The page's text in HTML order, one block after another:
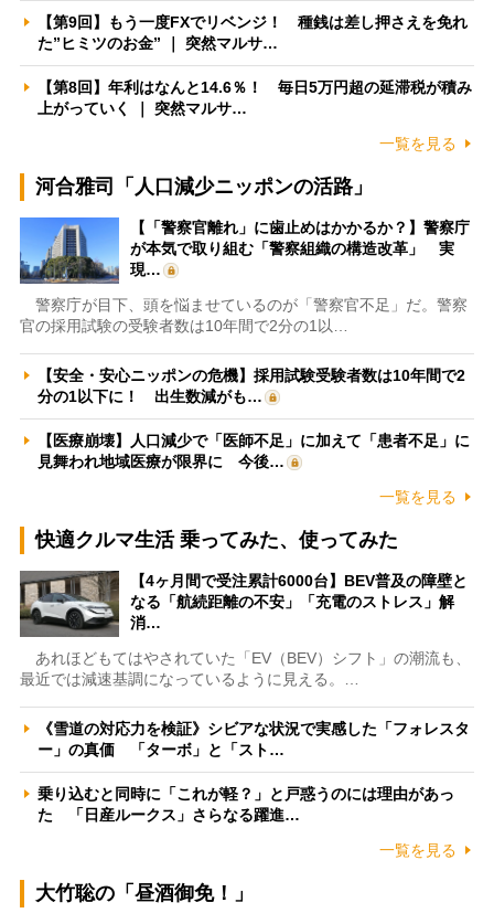
【第9回】もう一度FXでリベンジ！ 種銭は差し押さえを免れ
た”ヒミツのお金” ｜ 突然マルサ…
【第8回】年利はなんと14.6％！ 毎日5万円超の延滞税が積み
上がっていく ｜ 突然マルサ…
一覧を見る
河合雅司「人口減少ニッポンの活路」
【「警察官離れ」に歯止めはかかるか？】警察庁
が本気で取り組む「警察組織の構造改革」 実
現…
警察庁が目下、頭を悩ませているのが「警察官不足」だ。警察
官の採用試験の受験者数は10年間で2分の1以…
【安全・安心ニッポンの危機】採用試験受験者数は10年間で2
分の1以下に！ 出生数減がも…
【医療崩壊】人口減少で「医師不足」に加えて「患者不足」に
見舞われ地域医療が限界に 今後…
一覧を見る
快適クルマ生活 乗ってみた、使ってみた
【4ヶ月間で受注累計6000台】BEV普及の障壁と
なる「航続距離の不安」「充電のストレス」解
消…
あれほどもてはやされていた「EV（BEV）シフト」の潮流も、
最近では減速基調になっているように見える。…
《雪道の対応力を検証》シビアな状況で実感した「フォレスタ
ー」の真価 「ターボ」と「スト…
乗り込むと同時に「これが軽？」と戸惑うのには理由があっ
た 「日産ルークス」さらなる躍進…
一覧を見る
大竹聡の「昼酒御免！」